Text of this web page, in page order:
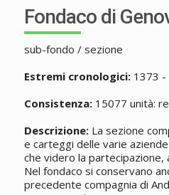
Fondaco di
sub-fondo / sezione
Estremi cronologici:1373 -
Consistenza:15077 unità:
Descrizione:La sezione
e carteggi delle varie
che videro la partecipazione,
Nel fondaco si conservano
precedente compagnia di